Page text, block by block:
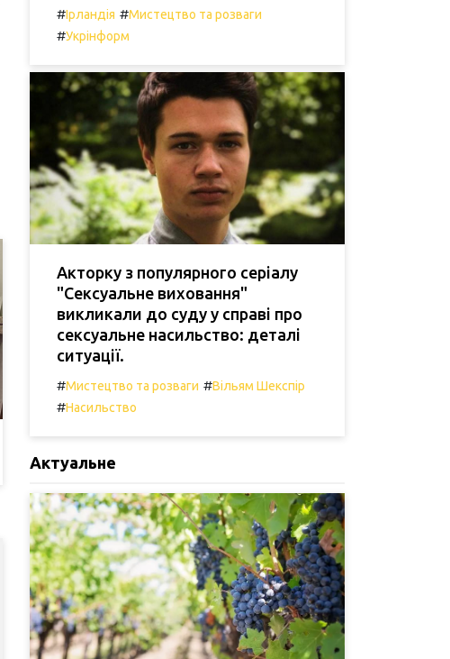
#Ірландія #Мистецтво та розваги
#Укрінформ
Акторку з популярного серіалу
"Сексуальне виховання"
викликали до суду у справі про
сексуальне насильство: деталі
ситуації.
#Мистецтво та розваги #Вільям Шекспір
#Насильство
Актуальне